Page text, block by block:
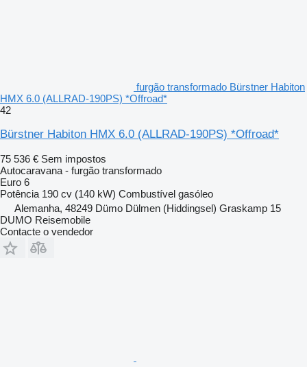
furgão transformado Bürstner Habiton
HMX 6.0 (ALLRAD-190PS) *Offroad*
42
Bürstner Habiton HMX 6.0 (ALLRAD-190PS) *Offroad*
75 536 € Sem impostos
Autocaravana - furgão transformado
Euro 6
Potência 190 cv (140 kW) Combustível gasóleo
Alemanha, 48249 Dümo Dülmen (Hiddingsel) Graskamp 15
DUMO Reisemobile
Contacte o vendedor